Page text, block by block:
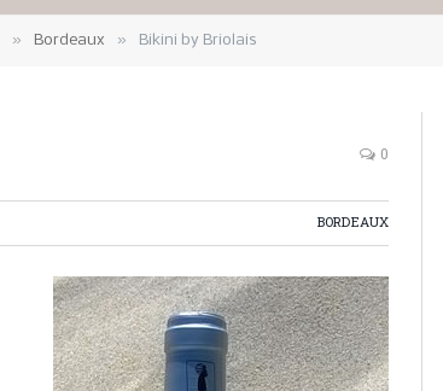
» Bordeaux » Bikini by Briolais
0
BORDEAUX